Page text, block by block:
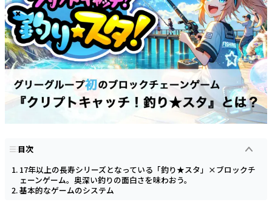
目次
17年以上の長寿シリーズとなっている「釣り★スタ」×ブロックチ
ェーンゲーム。奥深い釣りの面白さを味わおう。
基本的なゲームのシステム